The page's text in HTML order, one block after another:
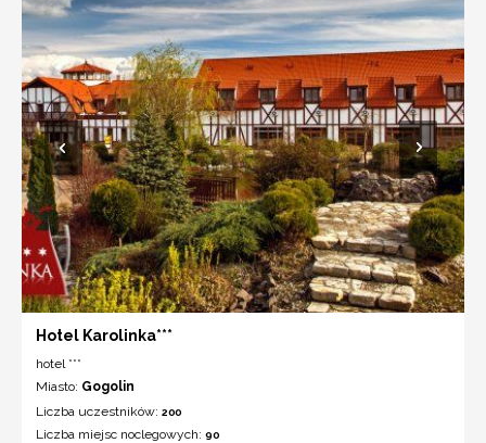
Hotel Karolinka***
hotel ***
Miasto: Gogolin
Liczba uczestników: 200
Liczba miejsc noclegowych: 90